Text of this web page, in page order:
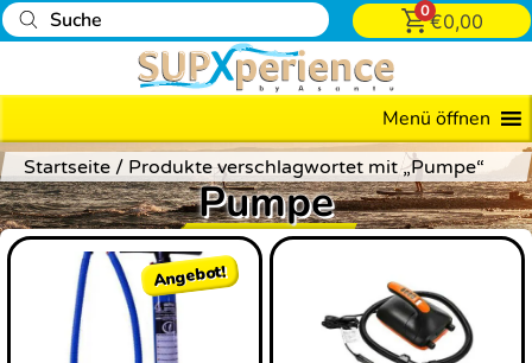
0€0,00
Menü öffnen
Startseite / Produkte verschlagwortet mit „Pumpe“
Pumpe
Angebot!
—
219